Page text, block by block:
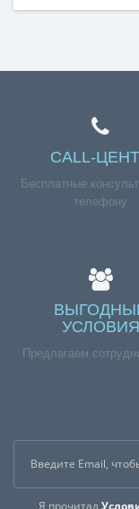
CALL-
Бесплатные
телефону
УСЛОВИЯ
Предлагаем
Я прочитал